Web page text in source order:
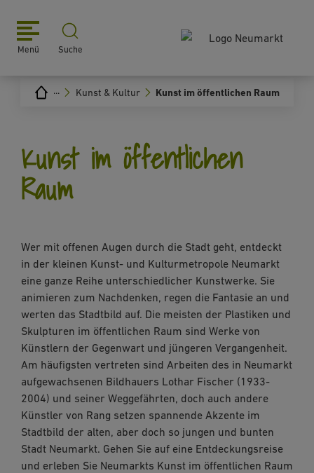
Menü Suche
Kunst im öffentlichen Raum
Kunst & Kultur
···
Kunst im öffentlichen
Raum
Wer mit offenen Augen durch die Stadt geht, entdeckt
in der kleinen Kunst- und Kulturmetropole Neumarkt
eine ganze Reihe unterschiedlicher Kunstwerke. Sie
animieren zum Nachdenken, regen die Fantasie an und
werten das Stadtbild auf. Die meisten der Plastiken und
Skulpturen im öffentlichen Raum sind Werke von
Künstlern der Gegenwart und jüngeren Vergangenheit.
Am häufigsten vertreten sind Arbeiten des in Neumarkt
aufgewachsenen Bildhauers Lothar Fischer (1933-
2004) und seiner Weggefährten, doch auch andere
Künstler von Rang setzen spannende Akzente im
Stadtbild der alten, aber doch so jungen und bunten
Stadt Neumarkt. Gehen Sie auf eine Entdeckungsreise
und erleben Sie Neumarkts Kunst im öffentlichen Raum